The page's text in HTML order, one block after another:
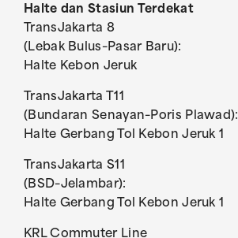
Halte dan Stasiun Terdekat
TransJakarta 8
(Lebak Bulus–Pasar Baru):
Halte Kebon Jeruk
TransJakarta T11
(Bundaran Senayan–Poris Plawad):
Halte Gerbang Tol Kebon Jeruk 1
TransJakarta S11
(BSD–Jelambar):
Halte Gerbang Tol Kebon Jeruk 1
KRL Commuter Line